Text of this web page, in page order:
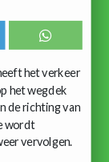
het verkeer
het wegdek
de richting van
wordt
vervolgen.